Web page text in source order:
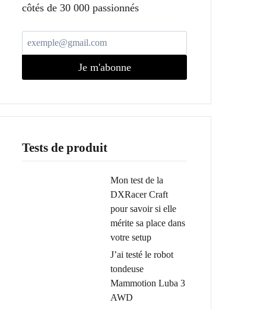
côtés de 30 000 passionnés
Je m'abonne
Tests de produit
Mon test de la
DXRacer Craft
pour savoir si elle
mérite sa place dans
votre setup
J’ai testé le robot
tondeuse
Mammotion Luba 3
AWD